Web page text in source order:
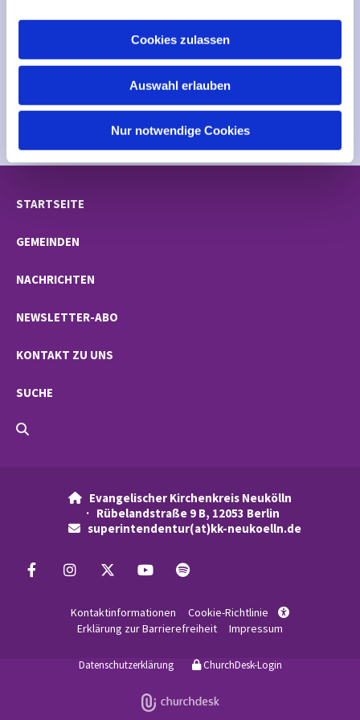
Cookies zulassen
Auswahl erlauben
Nur notwendige Cookies
Sie suchen noch einen passenden Trauspruch?
In drei Schritten zum passenden Bibelvers:
www.trauspruch.de
STARTSEITE
GEMEINDEN
NACHRICHTEN
NEWSLETTER-ABO
KONTAKT ZU UNS
SUCHE

Evangelischer Kirchenkreis Neukölln
· Rübelandstraße 9 B, 12053 Berlin
 superintendentur(at)kk-neukoelln.de
Kontaktinformationen Cookie-Richtlinie 
Erklärung zur Barrierefreiheit Impressum
Datenschutzerklärung ChurchDesk-Login